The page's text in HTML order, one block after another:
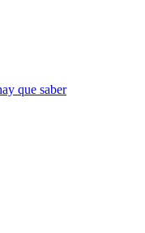
que saber